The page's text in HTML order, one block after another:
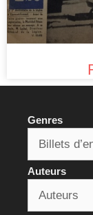
Genres
Auteurs